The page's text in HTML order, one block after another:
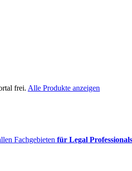
frei. Alle Produkte anzeigen
Fachgebieten für Legal Professionals